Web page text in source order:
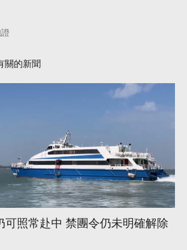
關的新聞
可照常赴中 禁團令仍未明確解除